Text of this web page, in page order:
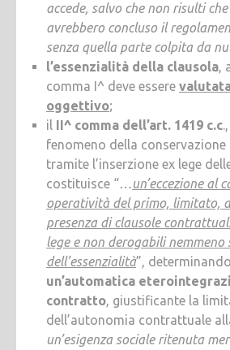
accede, salvo che non risulti
avrebbero concluso il
senza quella parte colpita da
l’essenzialità della clausola,
comma I^ deve essere
oggettivo;
il
II^ comma dell’art. 1419 c.c
fenomeno della
tramite l’inserzione ex lege
costituisce “…un’eccezione al
operatività del primo, limitato,
presenza di clausole
lege e non derogabili nemmeno
dell’essenzialità”, determinando
un’automatica
contratto, giustificante la
dell’autonomia contrattuale
un’esigenza sociale ritenuta